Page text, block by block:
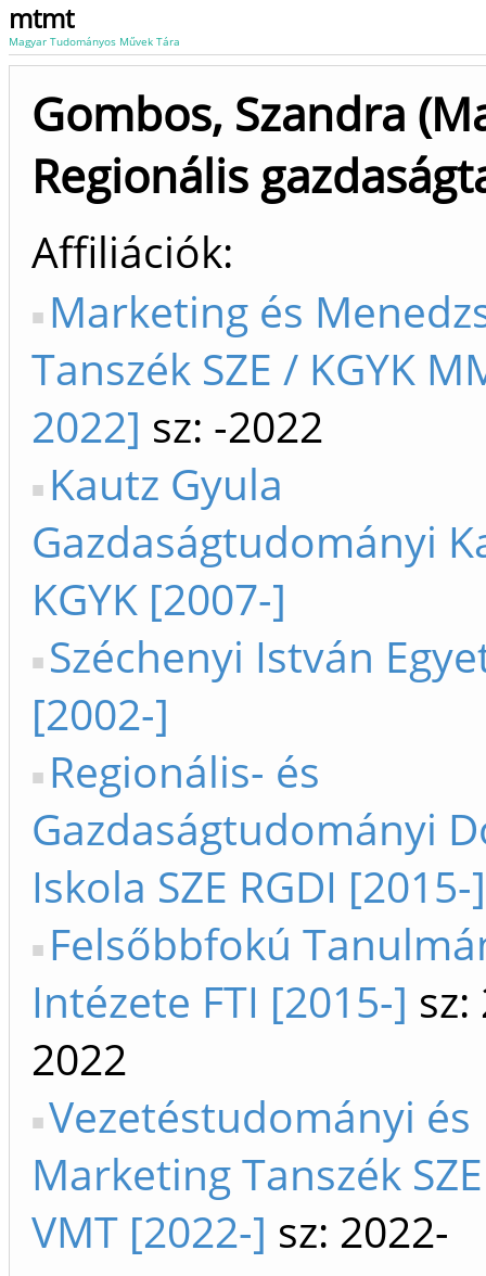
mtmt
Magyar Tudományos Művek Tára
Gombos, Szandra
Regionális
Affiliációk
Marketing és
Tanszék SZE / KGYK
2022] sz: -2022
Kautz Gyula
Gazdaságtudományi
KGYK [2007-]
Széchenyi István
[2002-]
Regionális- és
Gazdaságtudományi
Iskola SZE RGDI [2015-]
Felsőbbfokú
Intézete FTI [2015-] sz:
2022
Vezetéstudományi és
Marketing Tanszék
VMT [2022-] sz: 2022-